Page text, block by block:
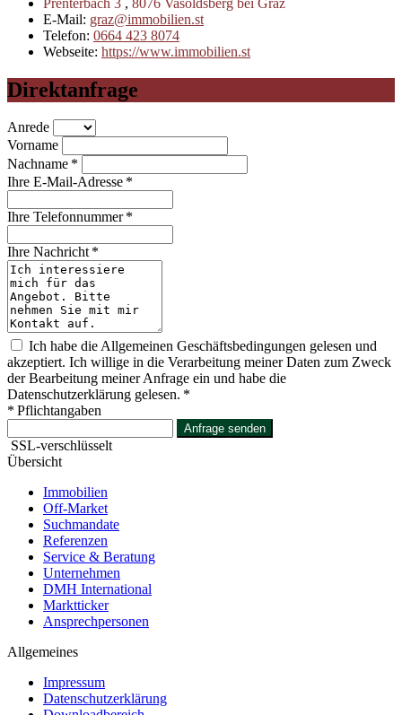
E-Mail: graz@immobilien.st
Telefon: 0664 423 8074
Webseite: https://www.immobilien.st
Direktanfrage
Anrede
Vorname
Nachname *
Ihre E-Mail-Adresse *
Ihre Telefonnummer *
Ihre Nachricht *
Ich habe die Allgemeinen Geschäftsbedingungen gelesen und
akzeptiert. Ich willige in die Verarbeitung meiner Daten zum Zweck
der Bearbeitung meiner Anfrage ein und habe die
Datenschutzerklärung gelesen. *
* Pflichtangaben
Anfrage senden
SSL-verschlüsselt
Übersicht
Immobilien
Off-Market
Suchmandate
Referenzen
Service & Beratung
Unternehmen
DMH International
Marktticker
Ansprechpersonen
Allgemeines
Impressum
Datenschutzerklärung